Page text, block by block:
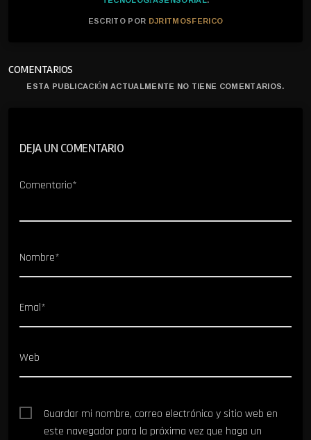
ESCRITO POR DJRITMOSFERICO
COMENTARIOS
ESTA PUBLICACIÓN ACTUALMENTE NO TIENE COMENTARIOS.
DEJA UN COMENTARIO
Comentario*
Nombre*
Emal*
Web
Guardar mi nombre, correo electrónico y sitio web en
este navegador para la próxima vez que haga un